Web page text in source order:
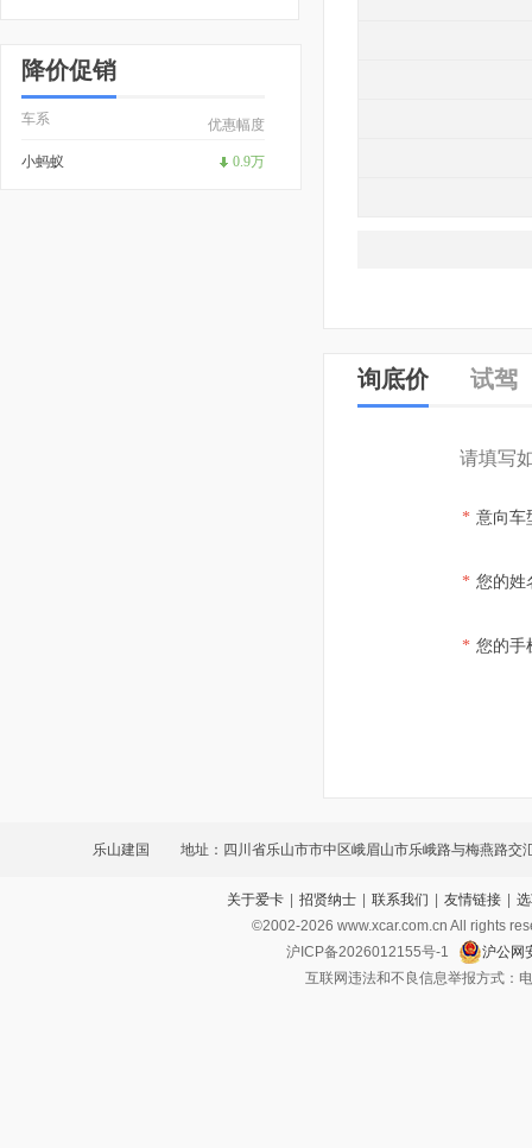
降价促销
车系 优惠幅度
小蚂蚁 0.9万
询底价 试驾
请填写
* 意向车
* 您的姓
* 您的手
乐山建国 地址：四川省乐山市市中区峨眉山市乐峨路与梅燕路交
关于爱卡 | 招贤纳士 | 联系我们 | 友情链接 |
©2002-2026 www.xcar.com.cn All rights
沪ICP备2026012155号-1
沪公网
互联网违法和不良信息举报方式：